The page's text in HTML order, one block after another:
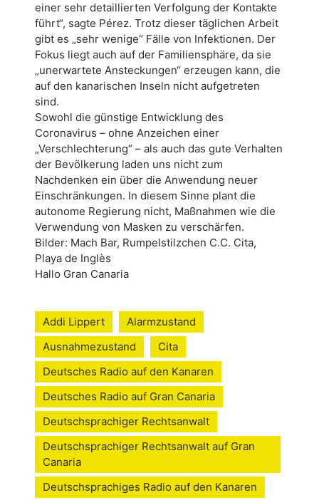
einer sehr detaillierten Verfolgung der Kontakte
führt“, sagte Pérez. Trotz dieser täglichen Arbeit
gibt es „sehr wenige“ Fälle von Infektionen. Der
Fokus liegt auch auf der Familiensphäre, da sie
„unerwartete Ansteckungen“ erzeugen kann, die
auf den kanarischen Inseln nicht aufgetreten
sind.
Sowohl die günstige Entwicklung des
Coronavirus – ohne Anzeichen einer
„Verschlechterung“ – als auch das gute Verhalten
der Bevölkerung laden uns nicht zum
Nachdenken ein über die Anwendung neuer
Einschränkungen. In diesem Sinne plant die
autonome Regierung nicht, Maßnahmen wie die
Verwendung von Masken zu verschärfen.
Bilder: Mach Bar, Rumpelstilzchen C.C. Cita,
Playa de Inglès
Hallo Gran Canaria
Addi Lippert
Alarmzustand
Ausnahmezustand
Cita
Deutsches Radio auf den Kanaren
Deutsches Radio auf Gran Canaria
Deutschsprachiger Rechtsanwalt
Deutschsprachiger Rechtsanwalt auf Gran
Canaria
Deutschsprachiges Radio auf den Kanaren